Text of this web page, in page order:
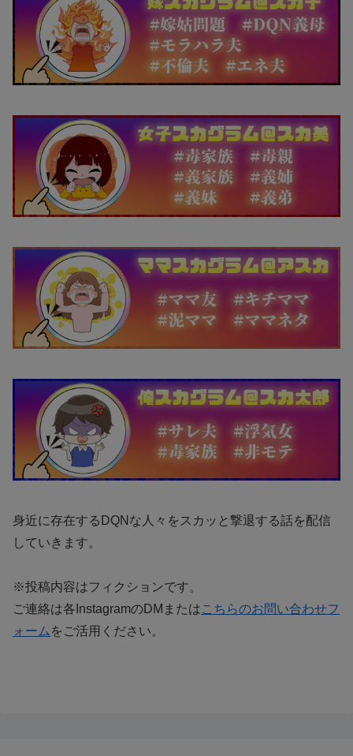
身近に存在するDQNな人々をスカッと撃退する話を配信
していきます。
※投稿内容はフィクションです。
ご連絡は各InstagramのDMまたはこちらのお問い合わせフ
ォームをご活用ください。